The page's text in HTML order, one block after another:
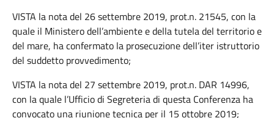
VISTA la nota del 26 settembre 2019, prot.n. 21545, con la
quale il Ministero dell’ambiente e della tutela del territorio e
del mare, ha confermato la prosecuzione dell’iter istruttorio
del suddetto provvedimento;
VISTA la nota del 27 settembre 2019, prot.n. DAR 14996,
con la quale l’Ufficio di Segreteria di questa Conferenza ha
convocato una riunione tecnica per il 15 ottobre 2019;